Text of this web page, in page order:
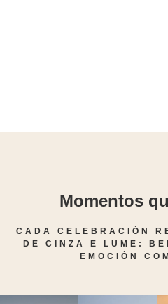
Momentos
CADA CELEBRACIÓN
DE CINZA E LUME:
EMOCIÓN